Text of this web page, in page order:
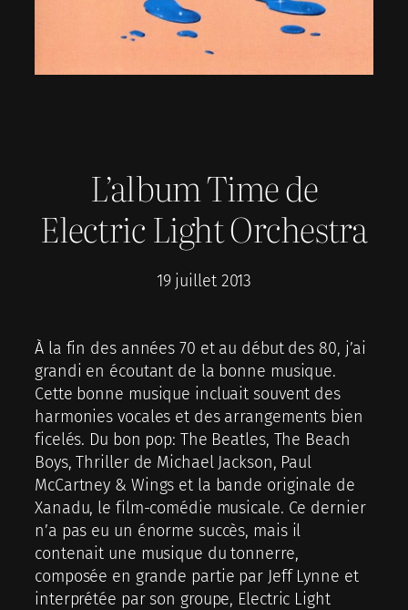
L’album Time de
Electric Light Orchestra
19 juillet 2013
À la fin des années 70 et au début des 80, j’ai
grandi en écoutant de la bonne musique.
Cette bonne musique incluait souvent des
harmonies vocales et des arrangements bien
ficelés. Du bon pop: The Beatles, The Beach
Boys, Thriller de Michael Jackson, Paul
McCartney & Wings et la bande originale de
Xanadu, le film-comédie musicale. Ce dernier
n’a pas eu un énorme succès, mais il
contenait une musique du tonnerre,
composée en grande partie par Jeff Lynne et
interprétée par son groupe, Electric Light